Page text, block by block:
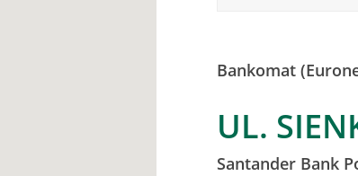
Bankomat
UL.
Santander Bank